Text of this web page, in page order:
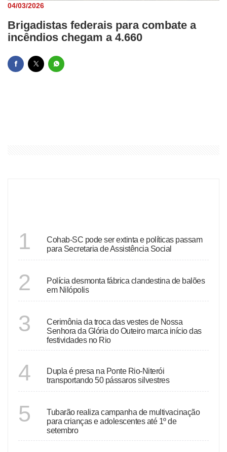
04/03/2026
Brigadistas federais para combate a
incêndios chegam a 4.660
1
Cohab-SC pode ser extinta e políticas passam
para Secretaria de Assistência Social
2
Polícia desmonta fábrica clandestina de balões
em Nilópolis
3
Cerimônia da troca das vestes de Nossa
Senhora da Glória do Outeiro marca início das
festividades no Rio
4
Dupla é presa na Ponte Rio-Niterói
transportando 50 pássaros silvestres
5
Tubarão realiza campanha de multivacinação
para crianças e adolescentes até 1º de
setembro